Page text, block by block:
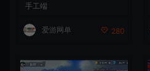
模拟器手游 解压一键端 视频
安装教学+手工端文本教学
手工端
爱游网单 280